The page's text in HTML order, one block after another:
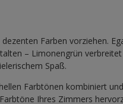
Farben vorziehen.
– Limonengrün verbreitet
Spaß.
Farbtönen kombiniert
Ihres Zimmers